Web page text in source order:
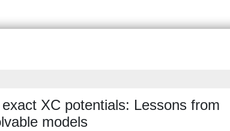
XC potentials: Lessons from
models